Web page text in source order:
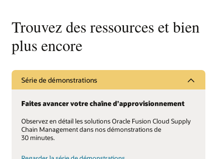
Trouvez des ressources et bien
plus encore
Série de démonstrations
Faites avancer votre chaîne d’approvisionnement
Observez en détail les solutions Oracle Fusion Cloud Supply
Chain Management dans nos démonstrations de
30 minutes.